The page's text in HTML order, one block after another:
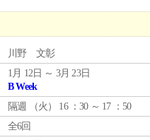
川野 文彰
1月 12日 ～ 3月 23日
B Week
隔週 （火 ） 16 ：30 ～ 17 ：50
全6回